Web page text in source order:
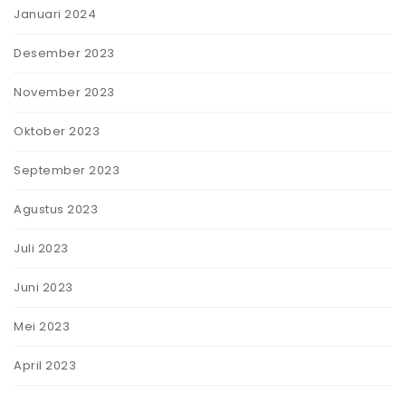
Januari 2024
Desember 2023
November 2023
Oktober 2023
September 2023
Agustus 2023
Juli 2023
Juni 2023
Mei 2023
April 2023